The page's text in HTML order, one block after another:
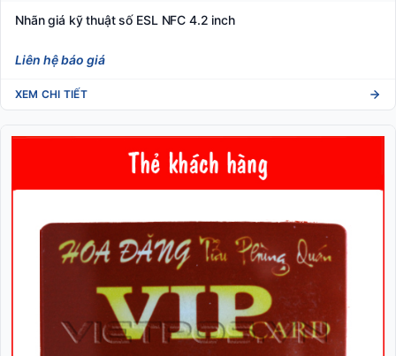
Nhãn giá kỹ thuật số ESL NFC 4.2 inch
Liên hệ báo giá
XEM CHI TIẾT